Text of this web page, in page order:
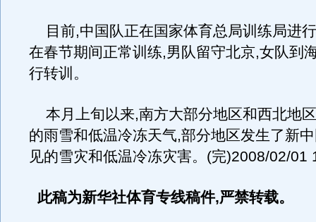
目前,中国队正在国家体育总局训练局进
在春节期间正常训练,男队留守北京,女队到
行转训。
本月上旬以来,南方大部分地区和西北地
的雨雪和低温冷冻天气,部分地区发生了新
见的雪灾和低温冷冻灾害。(完)2008/02/01
此稿为新华社体育专线稿件,严禁转载。